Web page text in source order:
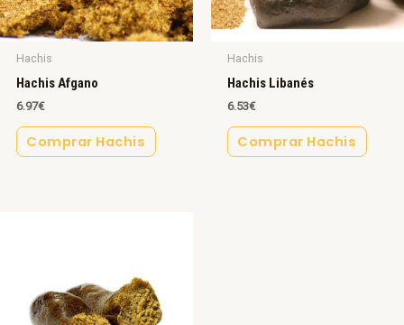
Hachis
Hachis Afgano
6.97€
Comprar Hachis
Hachis
Hachis Libanés
6.53€
Comprar Hachis